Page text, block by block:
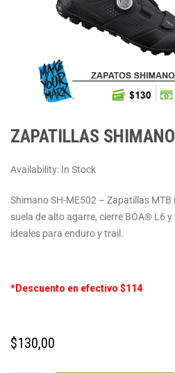
ZAPATILLAS
Availability: In Stock
Shimano SH-ME502 – Zapatillas
suela de alto agarre, cierre BOA® L6
ideales para enduro y trail.
*Descuento en efectivo $114
$130,00